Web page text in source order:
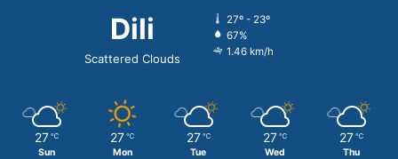
Dili
Scattered Clouds
27º - 23º
67%
1.46 km/h
27 ℃
Sun
27 ℃
Mon
27 ℃
Tue
27 ℃
Wed
27 ℃
Thu